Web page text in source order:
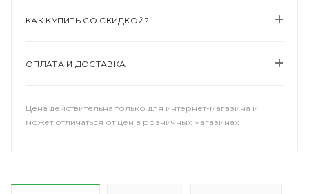
КАК КУПИТЬ СО СКИДКОЙ?
ОПЛАТА И ДОСТАВКА
Цена действительна только для интернет-магазина и
может отличаться от цен в розничных магазинах